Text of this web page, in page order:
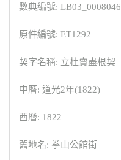
數典編號: LB03_0008046
原件編號: ET1292
契字名稱: 立杜賣盡根契
中曆: 道光2年(1822)
西曆: 1822
舊地名: 拳山公館街